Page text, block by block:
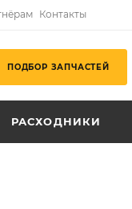
Контакты
ПОДБОР ЗАПЧАСТЕЙ
РАСХОДНИКИ